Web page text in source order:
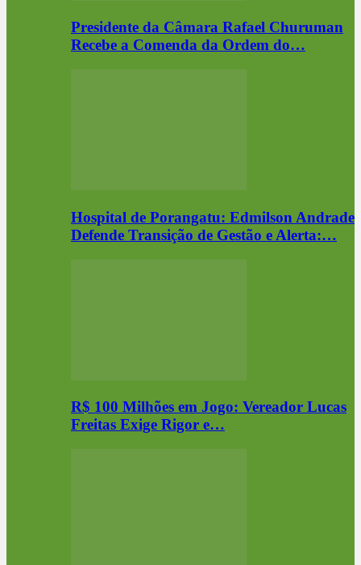
Presidente da Câmara Rafael Churuman
Recebe a Comenda da Ordem do…
Hospital de Porangatu: Edmilson Andrade
Defende Transição de Gestão e Alerta:…
R$ 100 Milhões em Jogo: Vereador Lucas
Freitas Exige Rigor e…